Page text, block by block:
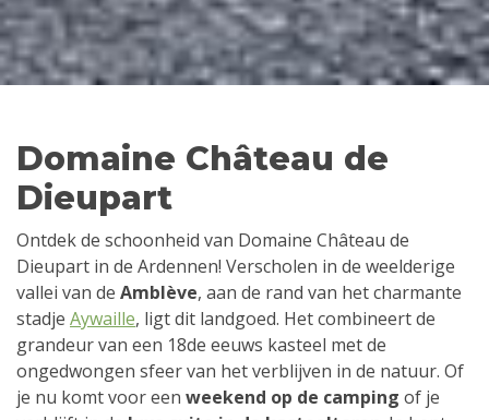
Domaine Château de
Dieupart
Ontdek de schoonheid van Domaine Château de
Dieupart in de Ardennen! Verscholen in de weelderige
vallei van de Amblève, aan de rand van het charmante
stadje Aywaille, ligt dit landgoed. Het combineert de
grandeur van een 18de eeuws kasteel met de
ongedwongen sfeer van het verblijven in de natuur. Of
je nu komt voor een weekend op de camping of je